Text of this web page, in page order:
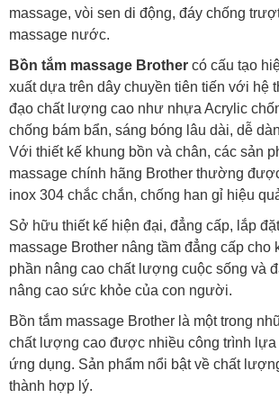
massage, vòi sen di động, đáy chống
massage nước.
Bồn tắm massage Brother có cấu tạo
xuất dựa trên dây chuyền tiên tiến với hệ
đạo chất lượng cao như nhựa Acrylic
chống bám bẩn, sáng bóng lâu dài, dễ
Với thiết kế khung bồn và chân, các sản
massage chính hãng Brother thường
inox 304 chắc chắn, chống han gỉ hiệu
Sở hữu thiết kế hiện đại, đẳng cấp, lắp
massage Brother nâng tầm đẳng cấp cho
phần nâng cao chất lượng cuộc sống và
nâng cao sức khỏe của con người.
Bồn tắm massage Brother là một trong
chất lượng cao được nhiều công trình lựa
ứng dụng. Sản phẩm nổi bật về chất
thành hợp lý.